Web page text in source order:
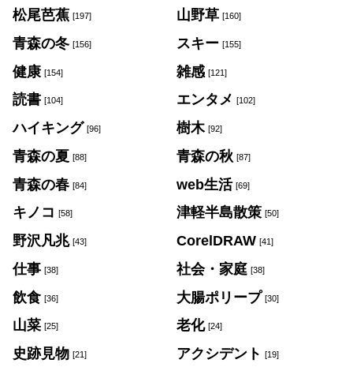
松尾芭蕉 [197] 山野草 [160]
青森の冬 [156] スキー [155]
健康 [154] 雑感 [121]
読書 [104] エンタメ [102]
ハイキング [96] 樹木 [92]
青森の夏 [88] 青森の秋 [87]
青森の春 [84] web生活 [69]
キノコ [58] 津軽半島散策 [50]
野沢凡兆 [43] CorelDRAW [41]
仕事 [38] 社会・家庭 [38]
飲食 [36] 大腸ポリープ [30]
山菜 [25] 老化 [24]
史跡見物 [21] アクシデント [19]